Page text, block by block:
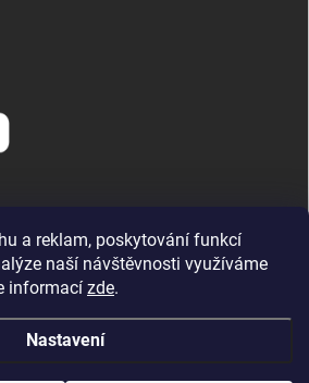
a reklam, poskytování funkcí
naší návštěvnosti využíváme
informací zde.
Nastavení